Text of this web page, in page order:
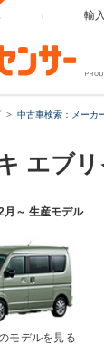
輸
中古車検索：メーカ
エブ
月～ 生産モデル
モデルを見る